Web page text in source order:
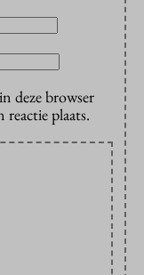
deze browser
reactie plaats.